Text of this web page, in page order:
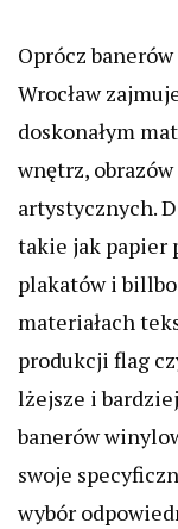
Oprócz
Wrocław
doskonałym
wnętrz,
artystycznych.
takie jak papier
plakatów i
materiałach
produkcji flag
lżejsze i
banerów
swoje
wybór